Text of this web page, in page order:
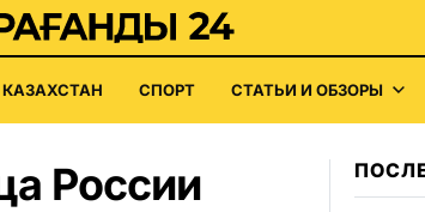
КАЗАХСТАН СПОРТ СТАТЬИ И ОБЗОРЫ
России